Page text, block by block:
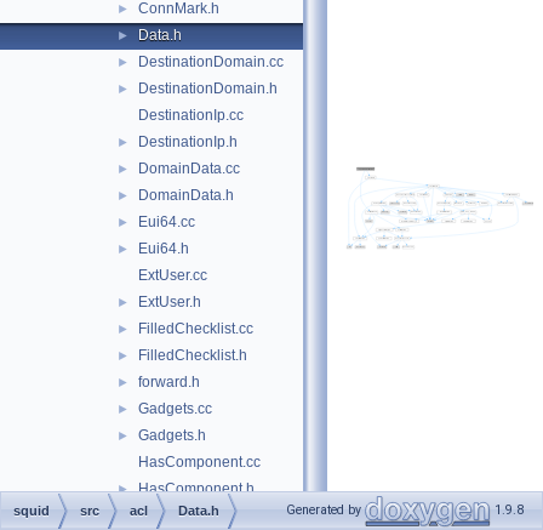
► ConnMark.h
► Data.h
► DestinationDomain.cc
►
DestinationDomain.h
DestinationIp.cc
► DestinationIp.h
► DomainData.cc
► DomainData.h
► Eui64.cc
►
Eui64.h
ExtUser.cc
► ExtUser.h
► FilledChecklist.cc
► FilledChecklist.h
► forward.h
► Gadgets.cc
►
Gadgets.h
HasComponent.cc
► HasComponent.h
HasComponentData.cc
squid src acl Data.h Generated by 1.9.8